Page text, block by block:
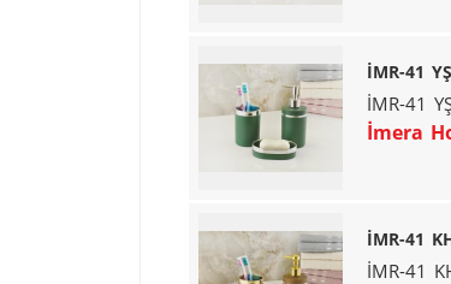
İMR-41
İMR-41
İmera
İMR-41
İMR-41